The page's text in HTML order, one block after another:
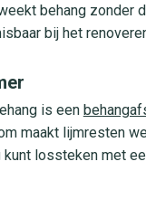
behang zonder
bij het
is een
maakt lijmresten
kunt lossteken met